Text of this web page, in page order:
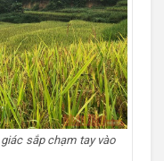
sắp chạm tay vào